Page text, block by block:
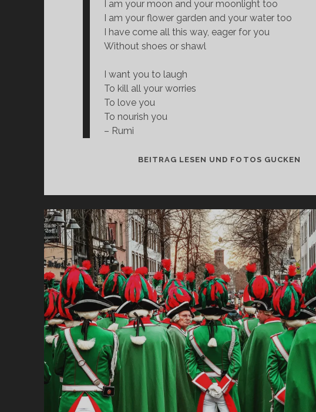
I am your moon and your moonlight too
I am your flower garden and your water too
I have come all this way, eager for you
Without shoes or shawl
I want you to laugh
To kill all your worries
To love you
To nourish you
– Rumi
BEITRAG LESEN UND FOTOS GUCKEN